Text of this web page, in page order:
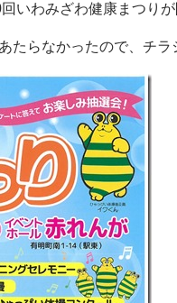
いわみざわ健康まつりが
たらなかったので、チラ